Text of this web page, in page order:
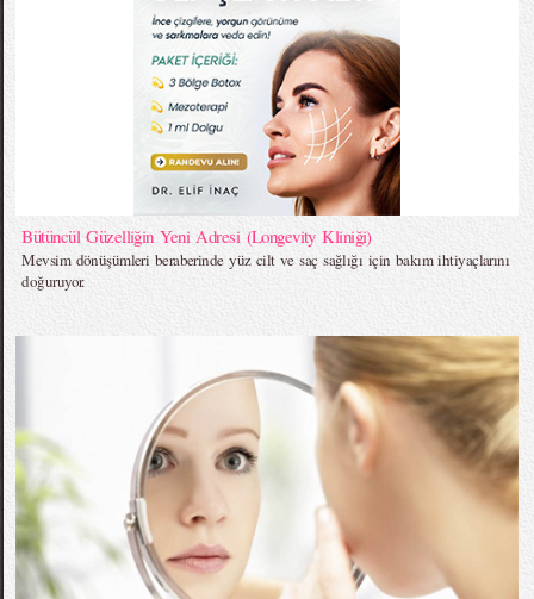
Bütüncül Güzelliğin Yeni Adresi (Longevity Kliniği)
Mevsim dönüşümleri beraberinde yüz cilt ve saç sağlığı için bakım ihtiyaçlarını
doğuruyor.